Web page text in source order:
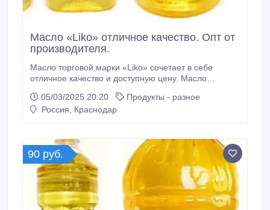
Масло «Liko» отличное качество. Опт от
производителя.
Масло торговой марки «Liko» сочетает в себе
отличное качество и доступную цену. Масло
экономии. Масло «Liko» может быть использовано
для выпечки, жарки, салатов. Высокая степень
В масле сохранены все полезные природные
вещества Для удобства хозяек, линейка масел
«Liko» выпущена в обновленной удобной фасовке–
0, 5/1л.
05/03/2025 20:20
Продукты - разное
Россия, Краснодар
90 руб.